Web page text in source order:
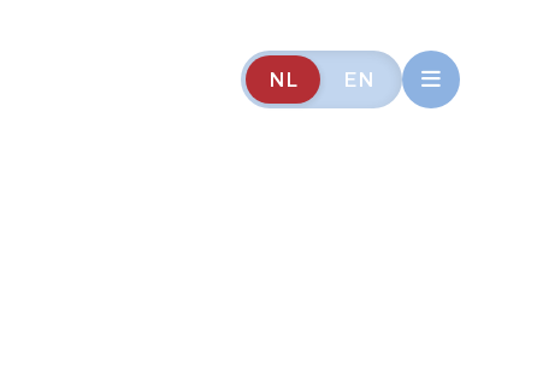
NL EN